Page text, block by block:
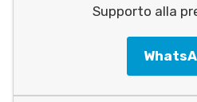
Supporto alla